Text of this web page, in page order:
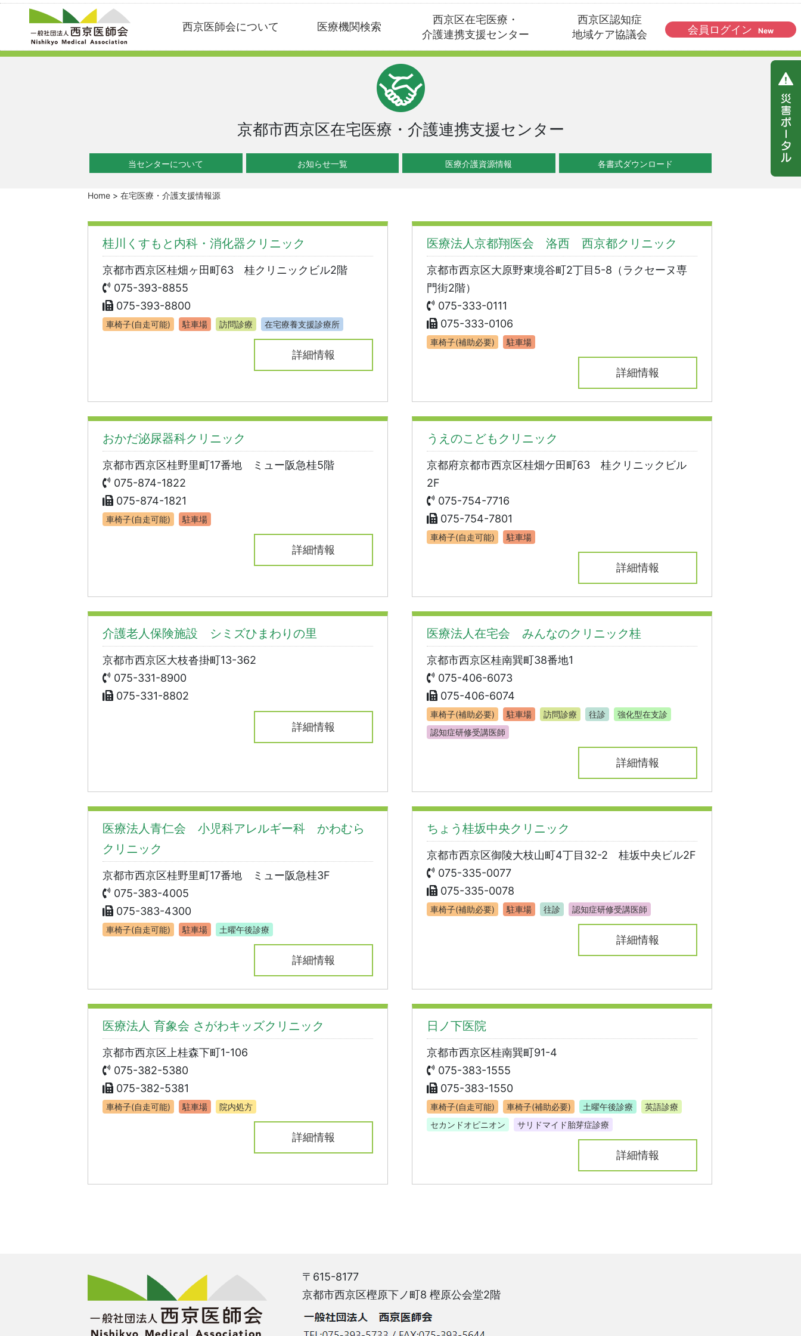
content
西京医師会について 医療機関検索
西京区在宅医療・
介護連携支援センター
西京区認知症
地域ケア協議会
会員ログイン New
京都市西京区在宅医療・介護連携支援センター
当センターについて お知らせ一覧 医療介護資源情報 各書式ダウンロード
Home > 在宅医療・介護支援情報源
桂川くすもと内科・消化器クリニック
京都市西京区桂畑ヶ田町63 桂クリニックビル2階
075-393-8855
075-393-8800
車椅子(自走可能) 駐車場 訪問診療 在宅療養支援診療所
詳細情報
医療法人京都翔医会 洛西 西京都クリニック
京都市西京区大原野東境谷町2丁目5-8（ラクセーヌ専
門街2階）
075-333-0111
075-333-0106
車椅子(補助必要) 駐車場
詳細情報
おかだ泌尿器科クリニック
京都市西京区桂野里町17番地 ミュー阪急桂5階
075-874-1822
075-874-1821
車椅子(自走可能) 駐車場
詳細情報
うえのこどもクリニック
京都府京都市西京区桂畑ケ田町63 桂クリニックビル
2F
075-754-7716
075-754-7801
車椅子(自走可能) 駐車場
詳細情報
介護老人保険施設 シミズひまわりの里
京都市西京区大枝沓掛町13-362
075-331-8900
075-331-8802
詳細情報
医療法人在宅会 みんなのクリニック桂
京都市西京区桂南巽町38番地1
075-406-6073
075-406-6074
車椅子(補助必要) 駐車場 訪問診療 往診
強化型在支診
認知症研修受講医師
詳細情報
医療法人青仁会 小児科アレルギー科 かわむら
クリニック
京都市西京区桂野里町17番地 ミュー阪急桂3F
075-383-4005
075-383-4300
車椅子(自走可能) 駐車場 土曜午後診療
詳細情報
ちょう桂坂中央クリニック
京都市西京区御陵大枝山町4丁目32-2 桂坂中央ビル2F
075-335-0077
075-335-0078
車椅子(補助必要) 駐車場 往診 認知症研修受講医師
詳細情報
医療法人 育象会 さがわキッズクリニック
京都市西京区上桂森下町1-106
075-382-5380
075-382-5381
車椅子(自走可能) 駐車場 院内処方
詳細情報
日ノ下医院
京都市西京区桂南巽町91-4
075-383-1555
075-383-1550
車椅子(自走可能) 車椅子(補助必要) 土曜午後診療
英語診療
セカンドオピニオン
サリドマイド胎芽症診療
詳細情報
〒615-8177
京都市西京区樫原下ノ町8 樫原公会堂2階